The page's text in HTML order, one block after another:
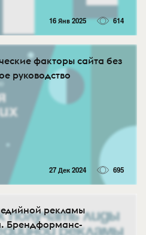
16 Янв 2025 614
факторы сайта без
руководство
27 Дек 2024 695
рекламы
Брендформанс-